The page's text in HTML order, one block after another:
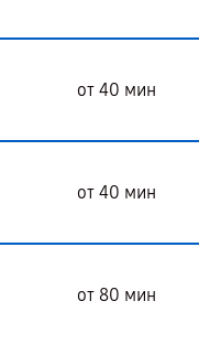
от 40 мин
от 40 мин
от 80 мин